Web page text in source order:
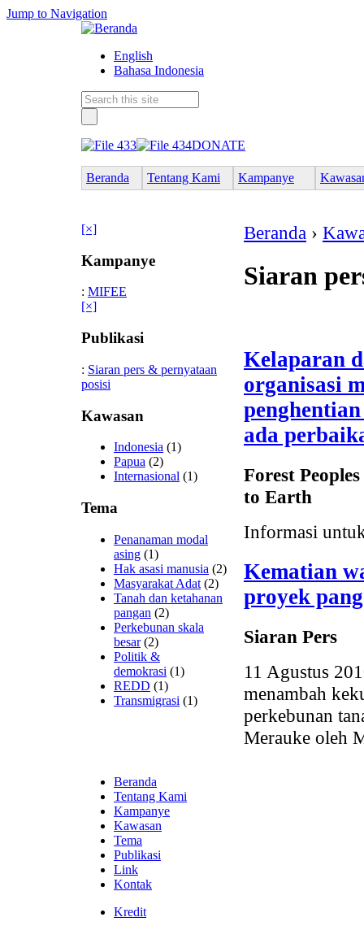
Jump to Navigation
English
Bahasa Indonesia
DONATE
Beranda Tentang Kami Kampanye
[×]
Kampanye
: MIFEE
[×]
Publikasi
: Siaran pers & pernyataan
posisi
Kawasan
Indonesia (1)
Papua (2)
Internasional (1)
Tema
Penanaman modal
asing (1)
Hak asasi manusia (2)
Masyarakat Adat (2)
Tanah dan ketahanan
pangan (2)
Perkebunan skala
besar(2)
Politik &
demokrasi (1)
REDD (1)
Transmigrasi (1)
Beranda ›
Siaran
Kelaparan
organisasi
ada
Forest
to Earth
Informasi
Kematian
proyek
Siaran Pers
11 Agustus
menambah
perkebunan
Merauke oleh
Beranda
Tentang Kami
Kampanye
Kawasan
Tema
Publikasi
Link
Kontak
Kredit